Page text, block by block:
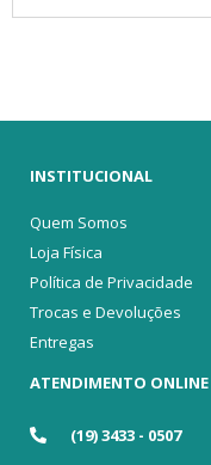
INSTITUCIONAL
Quem Somos
Loja Física
Política de Privacidade
Trocas e Devoluções
Entregas
ATENDIMENTO ONLINE
(19) 3433 - 0507